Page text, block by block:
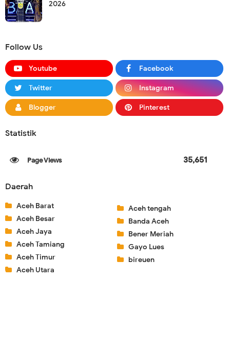
2026
Follow Us
Youtube Facebook
Twitter Instagram
Blogger Pinterest
Statistik
35,651
Daerah
Aceh Barat
Aceh Besar
Aceh Jaya
Aceh Tamiang
Aceh Timur
Aceh Utara
Aceh tengah
Banda Aceh
Bener Meriah
Gayo Lues
bireuen